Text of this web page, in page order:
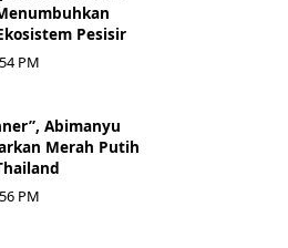
Pesisir
PM
Abimanyu
Merah Putih
PM